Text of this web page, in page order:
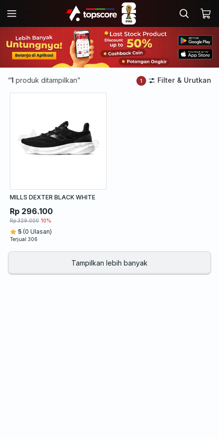
“1 produk ditampilkan” 1 Filter & Urutkan
MILLS DEXTER BLACK WHITE
Rp 296.100
Rp 329.000 10%
5 (0 Ulasan)
Terjual 306
Tampilkan lebih banyak